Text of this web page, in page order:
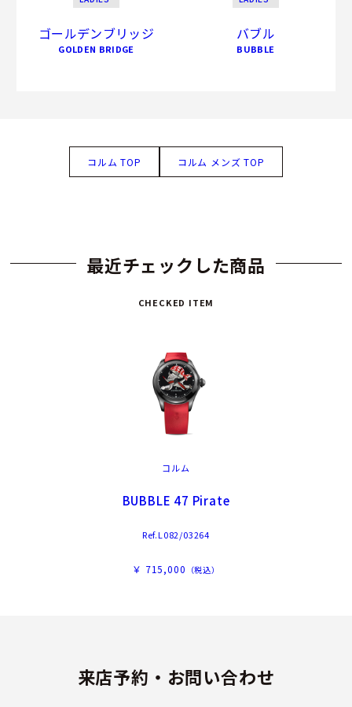
ゴールデンブリッジ
GOLDEN BRIDGE
バブル
BUBBLE
コルム TOP コルム メンズ TOP
最近チェックした商品
CHECKED ITEM
コルム
BUBBLE 47 Pirate
Ref.L082/03264
￥ 715,000 （税込）
来店予約・お問い合わせ